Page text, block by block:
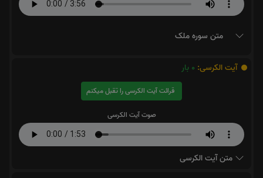
متن سوره ملک
آیت الکرسی: 0 بار
قرائت آیت الکرسی را تقبل میکنم
صوت آیت الکرسی
متن آیت الکرسی